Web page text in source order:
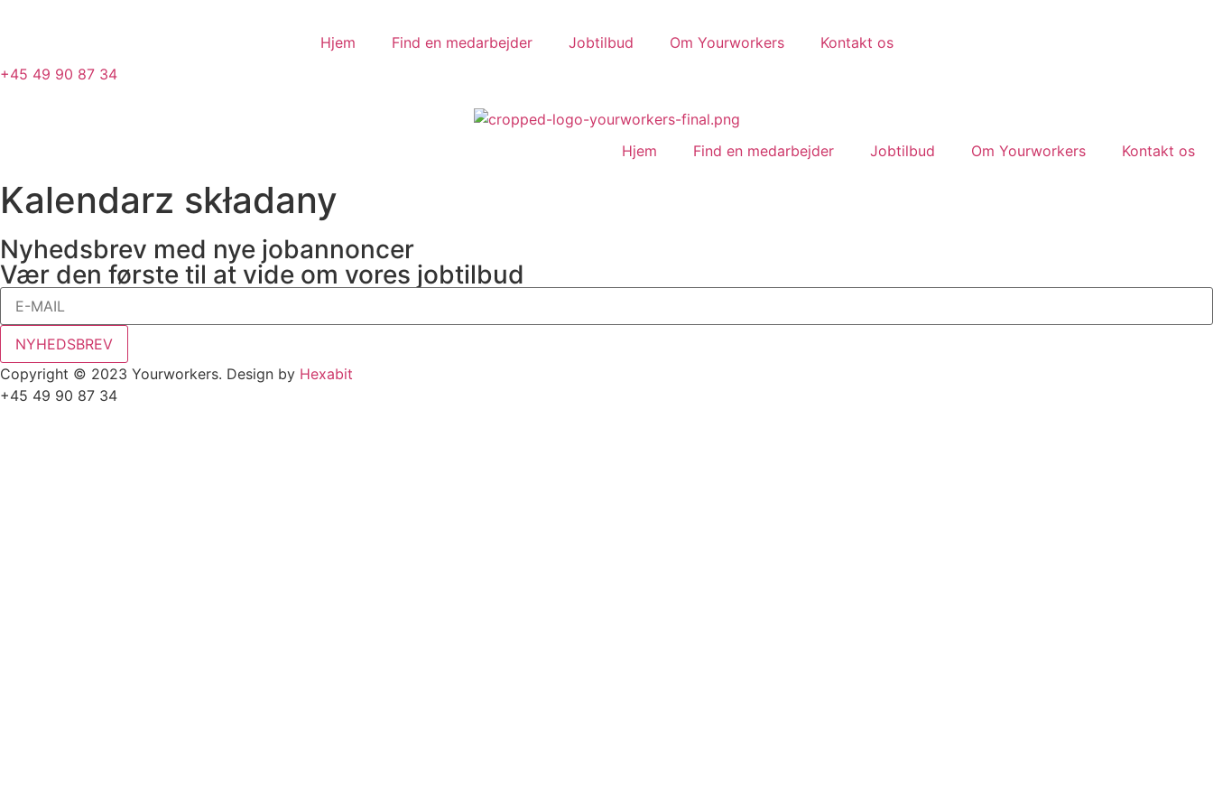
Hjem Find en medarbejder Jobtilbud Om Yourworkers
Kontakt os
+45 49 90 87 34
Hjem Find en medarbejder Jobtilbud Om Yourworkers Kontakt os
Kalendarz składany
Nyhedsbrev med nye jobannoncer
Vær den første til at vide om vores jobtilbud
NYHEDSBREV
Copyright © 2023 Yourworkers. Design by Hexabit
+45 49 90 87 34